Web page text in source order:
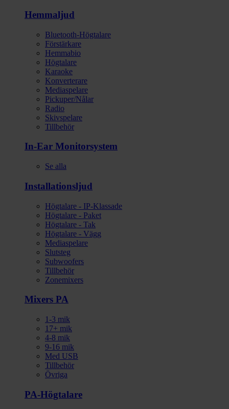
Hemmaljud
Bluetooth-Högtalare
Förstärkare
Hemmabio
Högtalare
Karaoke
Konverterare
Mediaspelare
Pickuper/Nålar
Radio
Skivspelare
Tillbehör
In-Ear Monitorsystem
Se alla
Installationsljud
Högtalare - IP-Klassade
Högtalare - Paket
Högtalare - Tak
Högtalare - Vägg
Mediaspelare
Slutsteg
Subwoofers
Tillbehör
Zonemixers
Mixers PA
1-3 mik
17+ mik
4-8 mik
9-16 mik
Med USB
Tillbehör
Övriga
PA-Högtalare